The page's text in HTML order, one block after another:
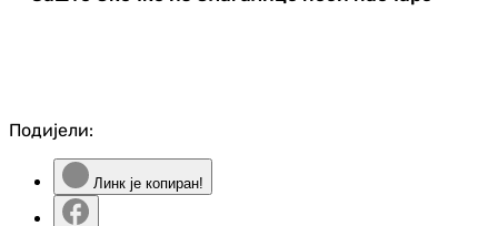
Подијели:
Линк је копиран!